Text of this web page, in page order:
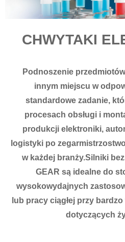
CHWYTAKI
Podnoszenie
innym miejscu w
standardowe zadanie,
procesach obsługi i
produkcji elektroniki,
logistyki po
w każdej branży.Silniki
GEAR są idealne do
wysokowydajnych
lub pracy ciągłej przy
dotyczących